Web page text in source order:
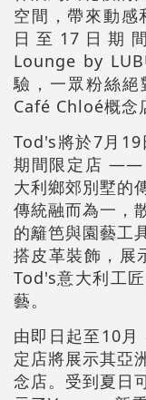
空間，帶來動
日至17日期
Lounge by
驗，一眾粉絲絕
Café Chloé概念
Tod's將於7月
期間限定店 ——
大利鄉郊別墅的
傳統融而為一，
的籬笆與園藝工
搭皮革裝飾，展
Tod's意大利工
藝。
由即日起至10
定店將展示其亞
念店。受到夏日